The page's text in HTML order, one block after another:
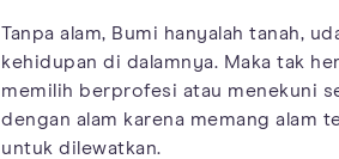
Tanpa alam, Bumi hanyalah tanah,
kehidupan di dalamnya. Maka tak
memilih berprofesi atau menekuni
dengan alam karena memang alam
untuk dilewatkan.